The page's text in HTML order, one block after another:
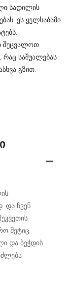
სადილის
ეს ყელსაბამი
შეცვალოთ
რაც საშუალებას
გზით.
და ჩვენ
მეტიც,
და ბეჭდის